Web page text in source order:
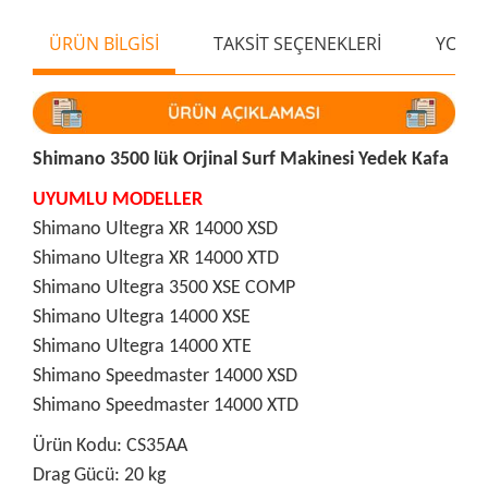
ÜRÜN BİLGİSİ TAKSİT SEÇENEKLERİ
Shimano 3500 lük Orjinal Surf Makinesi Yedek Kafa
UYUMLU MODELLER
Shimano Ultegra XR 14000 XSD
Shimano Ultegra XR 14000 XTD
Shimano Ultegra 3500 XSE COMP
Shimano Ultegra 14000 XSE
Shimano Ultegra 14000 XTE
Shimano Speedmaster 14000 XSD
Shimano Speedmaster 14000 XTD
Ürün Kodu: CS35AA
Drag Gücü: 20 kg